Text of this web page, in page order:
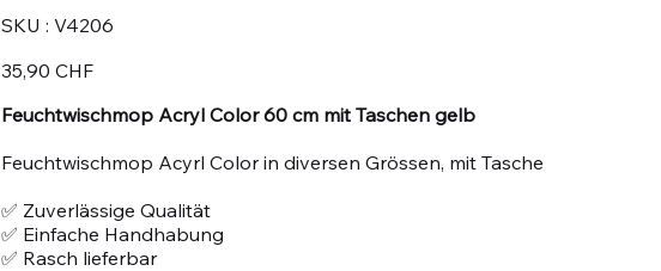
SKU : SKU
V4206
V4206
35,90 CHF
Feuchtwischmop Acryl Color 60 cm mit Taschen gelb
Feuchtwischmop Acyrl Color in diversen Grössen, mit Tasche
✅ Zuverlässige Qualität
✅ Einfache Handhabung
✅ Rasch lieferbar